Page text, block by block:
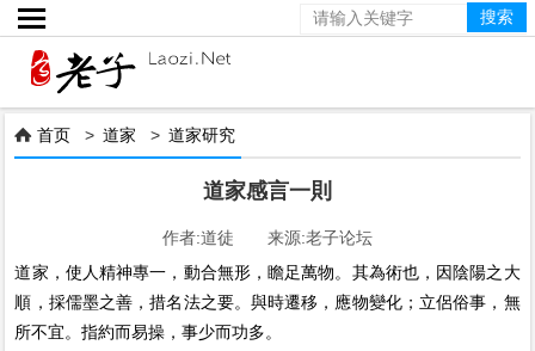

 首页 >道家 >道家研究
道家感言一則
作者:道徒 来源:老子论坛
道家，使人精神專一，動合無形，瞻足萬物。其為術也，因陰陽之大
順，採儒墨之善，措名法之要。與時遷移，應物變化；立侶俗事，無
所不宜。指約而易操，事少而功多。